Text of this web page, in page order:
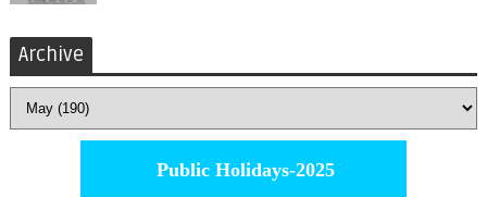
Archive
Public Holidays-2025